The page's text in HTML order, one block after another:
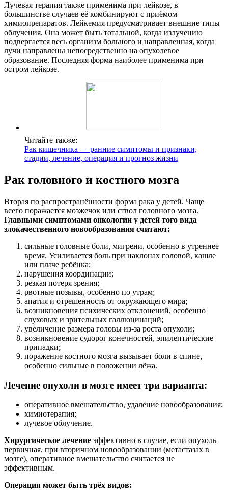
Лучевая терапия также применима при лейкозе, в
большинстве случаев её комбинируют с приёмом
химиопрепаратов. Лейкемия предусматривает внешние типы
облучения. Она может быть тотальной, когда излучению
подвергается весь организм больного и направленная, когда
лучи направлены непосредственно на опухолевое
образование. Последняя форма наиболее применима при
остром лейкозе.
Читайте также:
Рак кишечника — ранние симптомы и признаки,
стадии, лечение, операция и прогноз жизни
Рак головного и костного мозга
Вторая по распространённости форма рака у детей. Чаще
всего поражается мозжечок или ствол головного мозга.
Главными симптомами онкологии у детей того вида
злокачественного новообразования считают:
сильные головные боли, мигрени, особенно в утреннее
время. Усиливается боль при наклонах головой, кашле
или плаче ребёнка;
нарушения координации;
резкая потеря зрения;
рвотные позывы, особенно по утрам;
апатия и отрешенность от окружающего мира;
возникновения психических отклонений, особенно
слуховых и зрительных галлюцинаций;
увеличение размера головы из-за роста опухоли;
возникновение судорог конечностей, эпилептические
припадки;
поражение костного мозга вызывает боли в спине,
особенно сильные в положении лёжа.
Лечение опухоли в мозге имеет три варианта:
оперативное вмешательство, удаление новообразования;
химиотерапия;
лучевое облучение.
Хирургическое лечение эффективно в случае, если опухоль
первичная, при вторичном новообразовании (метастазах в
мозге), оперативное вмешательство считается не
эффективным.
Операция может быть трёх видов: